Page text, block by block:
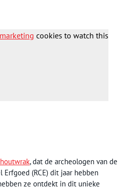
cookies to watch this
, dat de archeologen van de
(RCE) dit jaar hebben
ze ontdekt in dit unieke